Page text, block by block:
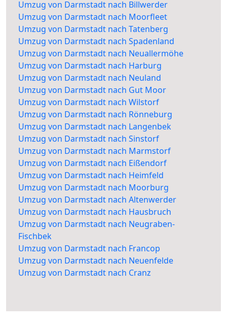
Umzug von Darmstadt nach Billwerder
Umzug von Darmstadt nach Moorfleet
Umzug von Darmstadt nach Tatenberg
Umzug von Darmstadt nach Spadenland
Umzug von Darmstadt nach Neuallermöhe
Umzug von Darmstadt nach Harburg
Umzug von Darmstadt nach Neuland
Umzug von Darmstadt nach Gut Moor
Umzug von Darmstadt nach Wilstorf
Umzug von Darmstadt nach Rönneburg
Umzug von Darmstadt nach Langenbek
Umzug von Darmstadt nach Sinstorf
Umzug von Darmstadt nach Marmstorf
Umzug von Darmstadt nach Eißendorf
Umzug von Darmstadt nach Heimfeld
Umzug von Darmstadt nach Moorburg
Umzug von Darmstadt nach Altenwerder
Umzug von Darmstadt nach Hausbruch
Umzug von Darmstadt nach Neugraben-
Fischbek
Umzug von Darmstadt nach Francop
Umzug von Darmstadt nach Neuenfelde
Umzug von Darmstadt nach Cranz